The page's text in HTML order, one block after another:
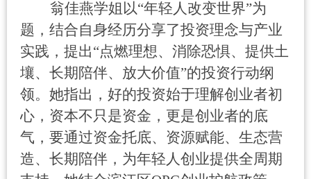
翁佳燕学姐以“年轻人改变世界”为
题，结合自身经历分享了投资理念与产业
实践，提出“点燃理想、消除恐惧、提供土
壤、长期陪伴、放大价值”的投资行动纲
领。她指出，好的投资始于理解创业者初
心，资本不只是资金，更是创业者的底
气，要通过资金托底、资源赋能、生态营
造、长期陪伴，为年轻人创业提供全周期